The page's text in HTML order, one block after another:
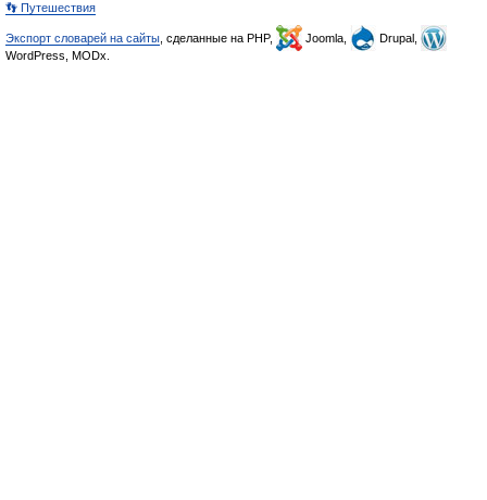
👣 Путешествия
Экспорт словарей на сайты , сделанные на PHP, Joomla,
Drupal,
WordPress, MODx.